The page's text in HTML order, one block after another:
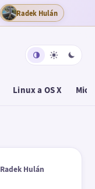
Radek Hulán
Linux a OS X
Radek Hulán